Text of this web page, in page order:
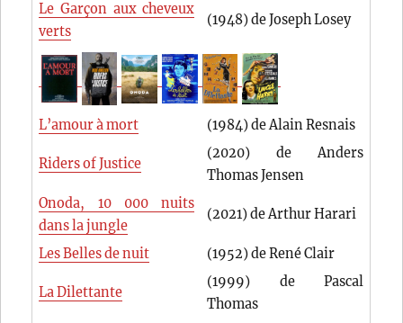
Le Garçon aux cheveux
verts
(1948) de Joseph Losey
L’amour à mort (1984) de Alain Resnais
Riders of Justice
(2020) de Anders
Thomas Jensen
Onoda, 10 000 nuits
dans la jungle
(2021) de Arthur Harari
Les Belles de nuit (1952) de René Clair
La Dilettante
(1999) de Pascal
Thomas